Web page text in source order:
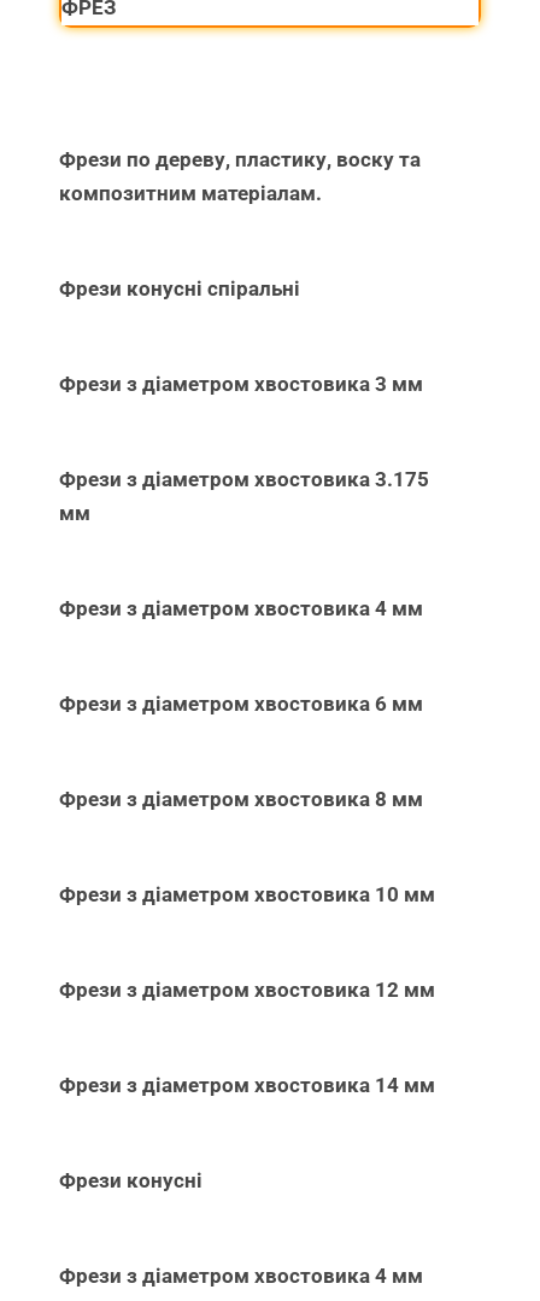
ФРЕЗ
Фрези по дереву, пластику, воску та
композитним матеріалам.
Фрези конусні спіральні
Фрези з діаметром хвостовика 3 мм
Фрези з діаметром хвостовика 3.175
мм
Фрези з діаметром хвостовика 4 мм
Фрези з діаметром хвостовика 6 мм
Фрези з діаметром хвостовика 8 мм
Фрези з діаметром хвостовика 10 мм
Фрези з діаметром хвостовика 12 мм
Фрези з діаметром хвостовика 14 мм
Фрези конусні
Фрези з діаметром хвостовика 4 мм